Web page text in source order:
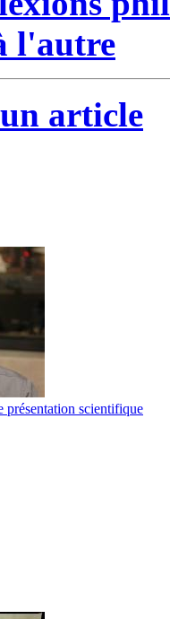
l'autre
article
présentation scientifique